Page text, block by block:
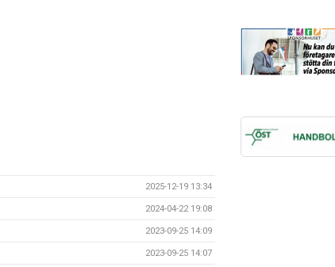
2025-12-19 13:34
2024-04-22 19:08
2023-09-25 14:09
2023-09-25 14:07